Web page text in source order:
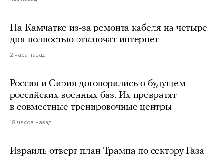
На Камчатке из-за ремонта кабеля на четыре
дня полностью отключат интернет
2 часа назад
Россия и Сирия договорились о будущем
российских военных баз. Их превратят
в совместные тренировочные центры
18 часов назад
Израиль отверг план Трампа по сектору Газа